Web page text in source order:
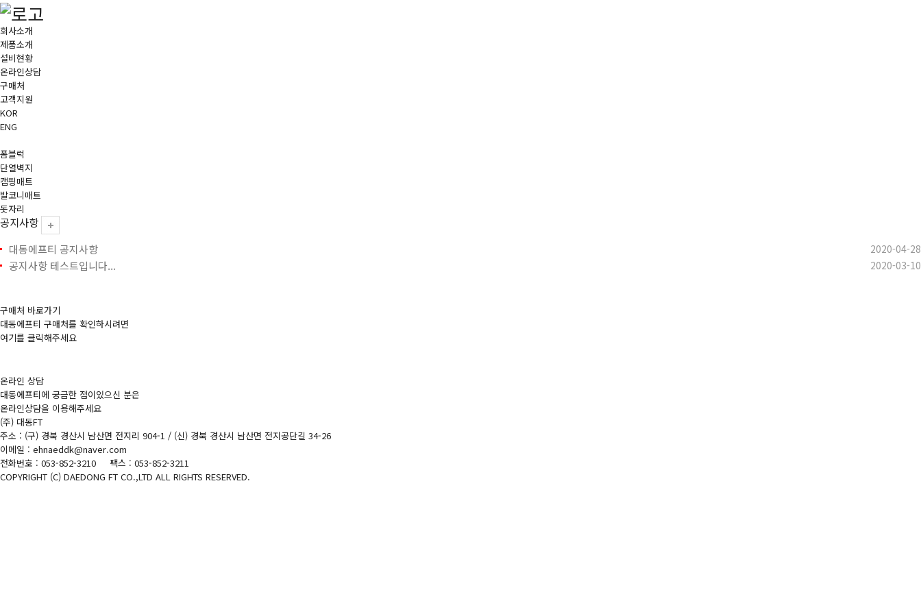
회사소개
제품소개
설비현황
온라인상담
구매처
고객지원
KOR
ENG
폼블럭
단열벽지
캠핑매트
발코니매트
돗자리
공지사항
대동에프티 공지사항 2020-04-28
공지사항 테스트입니다... 2020-03-10
구매처 바로가기
대동에프티 구매처를 확인하시려면
여기를 클릭해주세요
온라인 상담
대동에프티에 궁금한 점이있으신 분은
온라인상댬을 이용해주세요
(주) 대동FT
주소 : (구) 경북 경산시 남산면 전지리 904-1 / (신) 경북 경산시 남산면 전지공단길 34-26
이메일 : ehnaeddk@naver.com
전화번호 : 053-852-3210 팩스 : 053-852-3211
COPYRIGHT (C) DAEDONG FT CO.,LTD ALL RIGHTS RESERVED.